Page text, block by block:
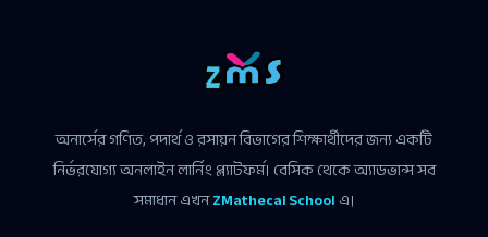
অনার্সের গণিত, পদার্থ ও রসায়ন বিভাগের শিক্ষার্থীদের জন্য একটি
নির্ভরযোগ্য অনলাইন লার্নিং প্ল্যাটফর্ম। বেসিক থেকে অ্যাডভান্স সব
সমাধান এখনZMathecal Schoolএ।